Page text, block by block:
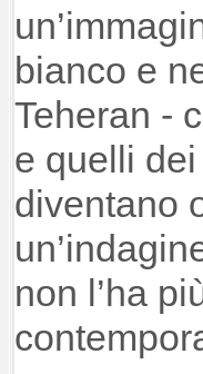
bianco e
Teheran -
e quelli
diventano
non l’ha